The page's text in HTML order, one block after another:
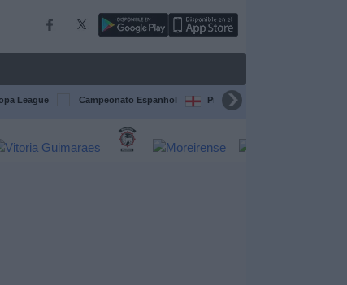
League Campeonato Espanhol Premier League